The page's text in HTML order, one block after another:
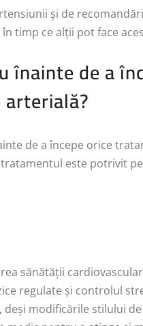
și de
timp ce alții pot face
înainte de a
de a începe orice
este potrivit
sănătății
regulate și controlul
modificările stilului